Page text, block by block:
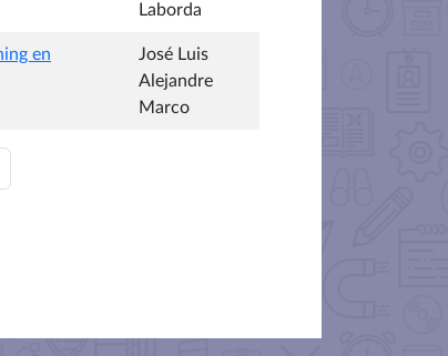
Laborda
en
José Luis
Alejandre
Marco